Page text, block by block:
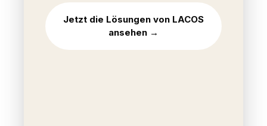
Jetzt die Lösungen von LACOS
ansehen →